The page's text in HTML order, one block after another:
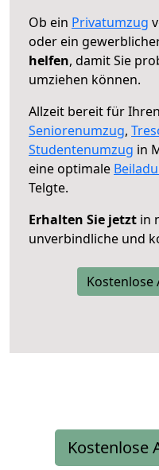
Ob ein Privatumzug
oder ein
helfen, damit Sie
umziehen können.
Allzeit bereit für Ihren
Seniorenumzug,
Studentenumzug in
eine optimale
Telgte.
Erhalten Sie jetzt in
unverbindliche und
Kostenlose
Kostenlose